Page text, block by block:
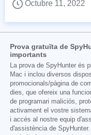
Octubre 11, 2022
Prova gratuïta de
importants
La prova de SpyHunter és
Mac i inclou diversos
promocionals/pàgina de
dies, que ofereix una
de programari maliciós,
activament el vostre
i accés al nostre equip
d'assistència de